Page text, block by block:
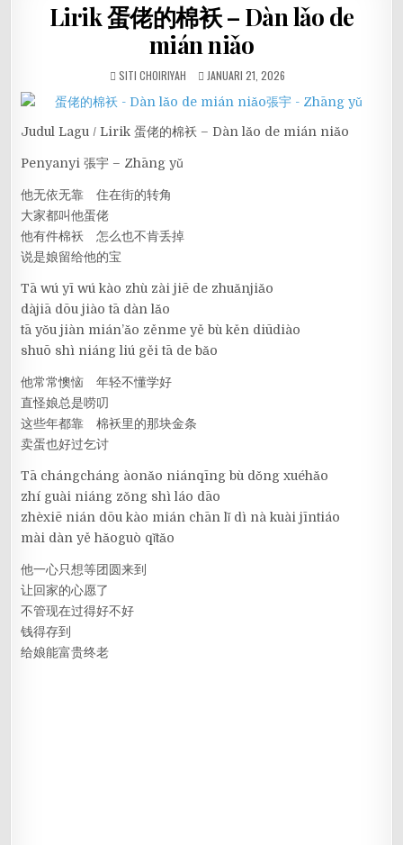
Lirik 蛋佬的棉袄 – Dàn lǎo de
mián niǎo
SITI CHOIRIYAH JANUARI 21, 2026
Judul Lagu / Lirik 蛋佬的棉袄 – Dàn lǎo de mián niǎo
Penyanyi 張宇 – Zhāng yǔ
他无依无靠 住在街的转角
大家都叫他蛋佬
他有件棉袄 怎么也不肯丢掉
说是娘留给他的宝
Tā wú yī wú kào zhù zài jiē de zhuǎnjiǎo
dàjiā dōu jiào tā dàn lǎo
tā yǒu jiàn mián’ǎo zěnme yě bù kěn diūdiào
shuō shì niáng liú gěi tā de bǎo
他常常懊恼 年轻不懂学好
直怪娘总是唠叨
这些年都靠 棉袄里的那块金条
卖蛋也好过乞讨
Tā chángcháng àonǎo niánqīng bù dǒng xuéhǎo
zhí guài niáng zǒng shì láo dāo
zhèxiē nián dōu kào mián chān lǐ dì nà kuài jīntiáo
mài dàn yě hǎoguò qǐtǎo
他一心只想等团圆来到
让回家的心愿了
不管现在过得好不好
钱得存到
给娘能富贵终老